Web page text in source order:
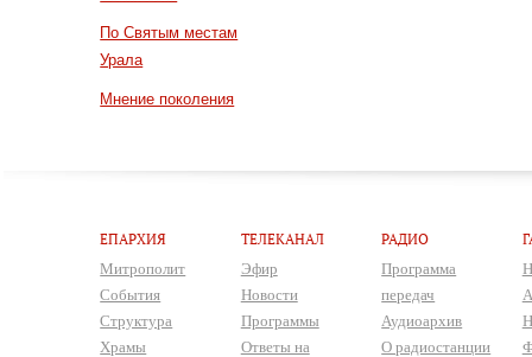
По Святым местам
Урала
Мнение поколения
ЕПАРХИЯ
Митрополит
События
Структура
Храмы
ТЕЛЕКАНАЛ
Эфир
Новости
Программы
Ответы на
РАДИО
Программа
передач
Аудиоархив
О радиостанции